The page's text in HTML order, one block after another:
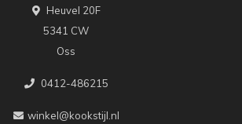
Heuvel 20F
5341 CW
Oss
0412-486215
winkel@kookstijl.nl